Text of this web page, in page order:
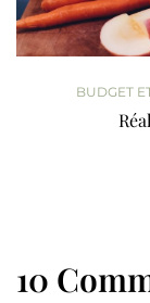
BUDGET
10